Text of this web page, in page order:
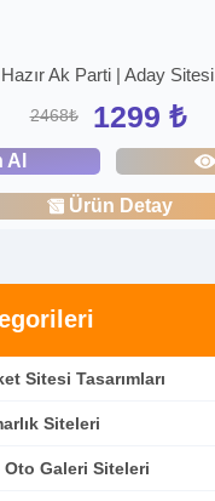
Sitesi Tasarımları
Siteleri
Oto Galeri Siteleri
Hazır Ak Parti | Aday Sitesi
2468₺ 1299 ₺
Al
Ürün Detay